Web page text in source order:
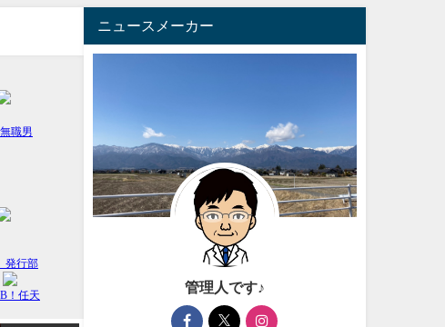
ニュースメーカー
管理人です♪